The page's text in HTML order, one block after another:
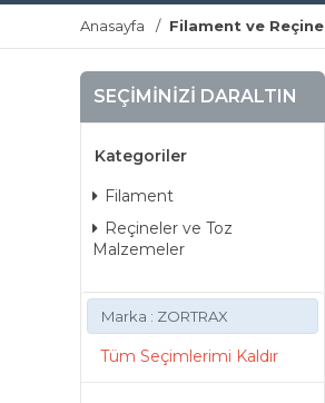
Anasayfa Filament ve Reçine
SEÇIMINIZI DARALTIN
Kategoriler
Filament
Reçineler ve Toz
Malzemeler
Marka : ZORTRAX
Tüm Seçimlerimi Kaldır